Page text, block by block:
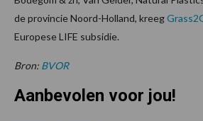
de provincie Noord-Holland, kreeg
Europese LIFE subsidie.
Bron: BVOR
Aanbevolen voor jou!